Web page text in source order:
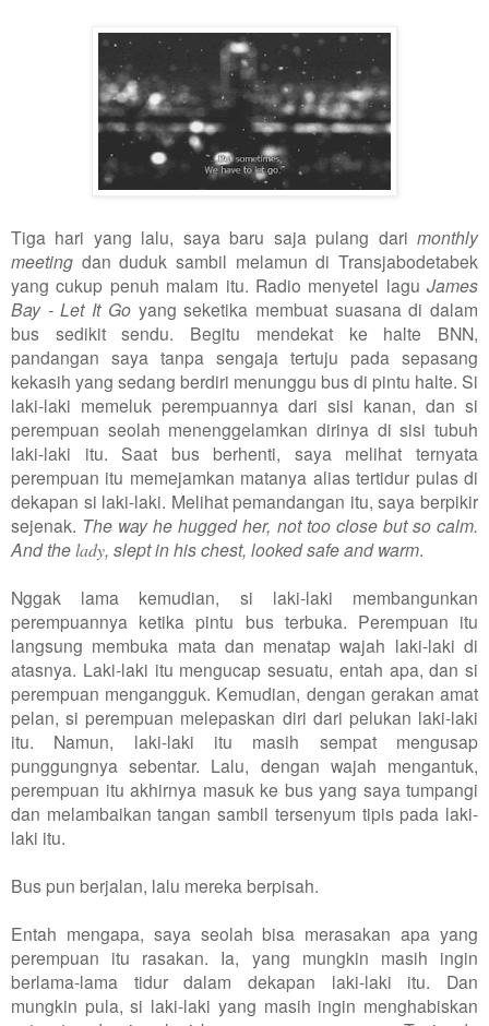
Tiga hari yang lalu, saya baru saja pulang dari monthly
meeting dan duduk sambil melamun di Transjabodetabek
yang cukup penuh malam itu. Radio menyetel lagu James
Bay - Let It Goyang seketika membuat suasana di dalam
bus sedikit sendu. Begitu mendekat ke halte BNN,
pandangan saya tanpa sengaja tertuju pada sepasang
kekasih yang sedang berdiri menunggu bus di pintu halte. Si
laki-laki memeluk perempuannya dari sisi kanan, dan si
perempuan seolah menenggelamkan dirinya di sisi tubuh
laki-laki itu. Saat bus berhenti, saya melihat ternyata
perempuan itu memejamkan matanya alias tertidur pulas di
dekapan si laki-laki. Melihat pemandangan itu, saya berpikir
sejenak. The way he hugged her, not too close but so calm.
And thelady, slept in his chest, looked safe and warm.
Nggak lama kemudian, si laki-laki membangunkan
perempuannya ketika pintu bus terbuka. Perempuan itu
langsung membuka mata dan menatap wajah laki-laki di
atasnya. Laki-laki itu mengucap sesuatu, entah apa, dan si
perempuan mengangguk. Kemudian, dengan gerakan amat
pelan, si perempuan melepaskan diri dari pelukan laki-laki
itu. Namun, laki-laki itu masih sempat mengusap
punggungnya sebentar. Lalu, dengan wajah mengantuk,
perempuan itu akhirnya masuk ke bus yang saya tumpangi
dan melambaikan tangan sambil tersenyum tipis pada laki-
laki itu.
Bus pun berjalan, lalu mereka berpisah.
Entah mengapa, saya seolah bisa merasakan apa yang
perempuan itu rasakan. Ia, yang mungkin masih ingin
berlama-lama tidur dalam dekapan laki-laki itu. Dan
mungkin pula, si laki-laki yang masih ingin menghabiskan